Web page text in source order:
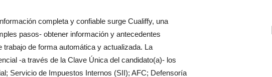
completa y confiable surge Cualiffy, una
pasos- obtener información y antecedentes
de forma automática y actualizada. La
-a través de la Clave Única del candidato(a)- los
Servicio de Impuestos Internos (SII); AFC; Defensoría